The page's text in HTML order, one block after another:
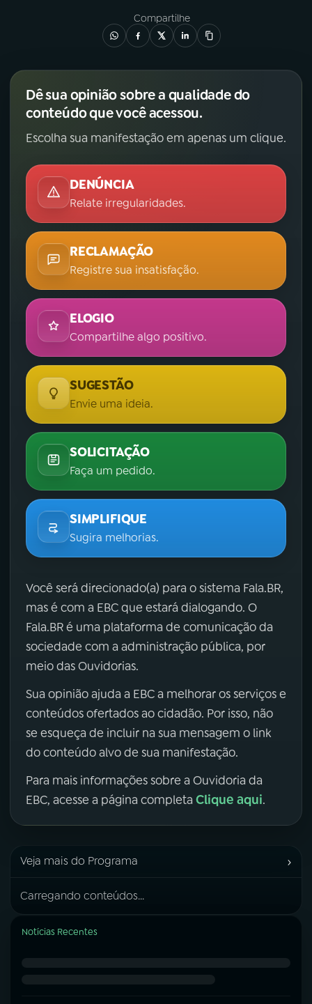
Compartilhe
Dê sua opinião sobre a qualidade do
conteúdo que você acessou.
Escolha sua manifestação em apenas um clique.
DENÚNCIA
Relate irregularidades.
RECLAMAÇÃO
Registre sua insatisfação.
ELOGIO
Compartilhe algo positivo.
SUGESTÃO
Envie uma ideia.
SOLICITAÇÃO
Faça um pedido.
SIMPLIFIQUE
Sugira melhorias.
Você será direcionado(a) para o sistema Fala.BR,
mas é com a EBC que estará dialogando. O
Fala.BR é uma plataforma de comunicação da
sociedade com a administração pública, por
meio das Ouvidorias.
Sua opinião ajuda a EBC a melhorar os serviços e
conteúdos ofertados ao cidadão. Por isso, não
se esqueça de incluir na sua mensagem o link
do conteúdo alvo de sua manifestação.
Para mais informações sobre a Ouvidoria da
EBC, acesse a página completa Clique aqui.
Veja mais do Programa ›
Carregando conteúdos...
Notícias Recentes